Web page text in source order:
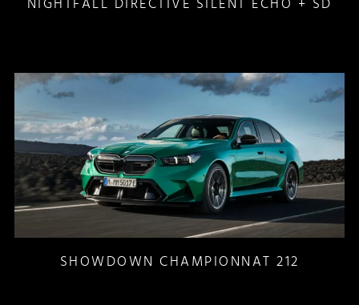
NIGHTFALL DIRECTIVE SILENT ECHO + SD
SHOWDOWN CHAMPIONNAT 212